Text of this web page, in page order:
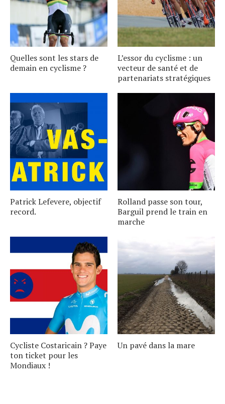
Quelles sont les stars de
demain en cyclisme ?
L’essor du cyclisme : un
vecteur de santé et de
partenariats stratégiques
Patrick Lefevere, objectif
record.
Rolland passe son tour,
Barguil prend le train en
marche
Cycliste Costaricain ? Paye
ton ticket pour les
Mondiaux !
Un pavé dans la mare